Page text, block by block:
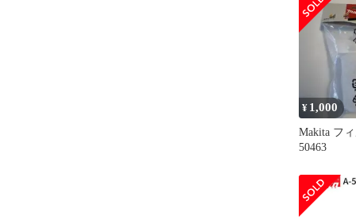
拌 かくは
アクセサ
ト 部品 交
¥ 1,000
Makita フ
50463